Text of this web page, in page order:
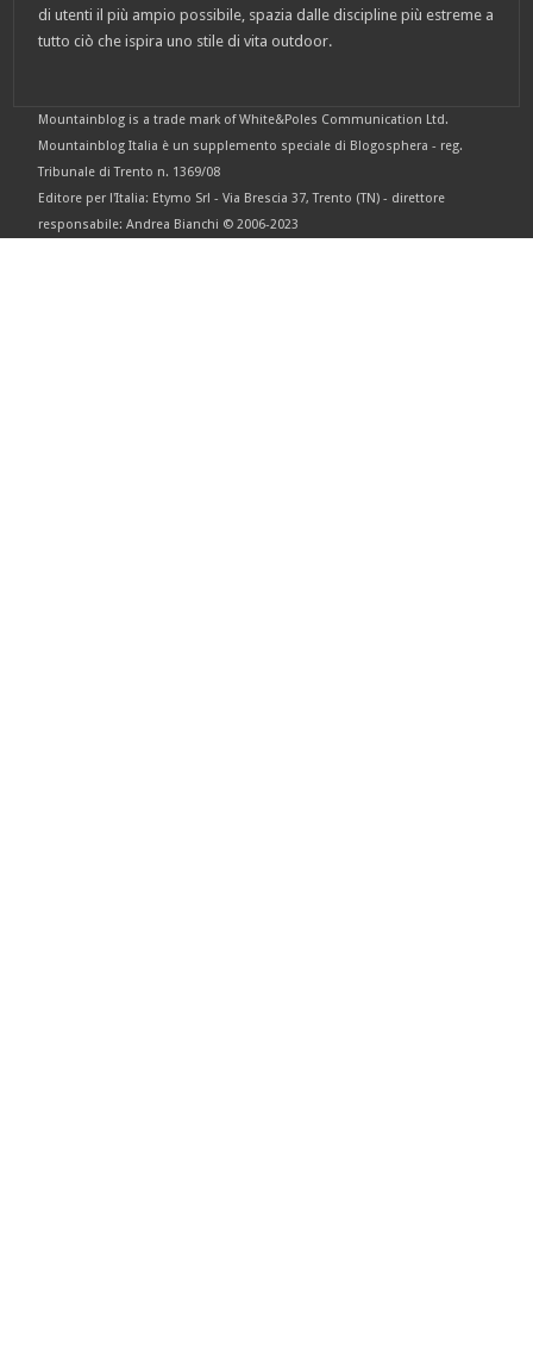
di utenti il più ampio possibile, spazia dalle discipline più estreme a
tutto ciò che ispira uno stile di vita outdoor.
Mountainblog is a trade mark of White&Poles Communication Ltd.
Mountainblog Italia è un supplemento speciale di Blogosphera - reg.
Tribunale di Trento n. 1369/08
Editore per l'Italia: Etymo Srl - Via Brescia 37, Trento (TN) - direttore
responsabile: Andrea Bianchi © 2006-2023